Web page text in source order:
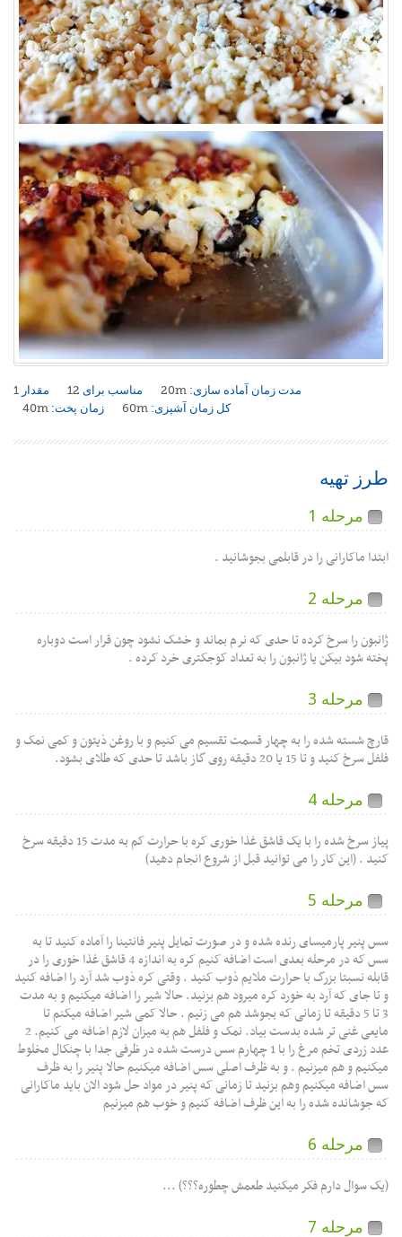
مقدار مناسب برای 12 مدت زمان آماده سازی: 20m
زمان پخت: 40m کل زمان آشپزی: 60m
1
را در قابلمی بجوشانید .
2
را سرخ کرده تا حدی که نرم بماند و خشک نشود چون قرار است دوباره
بیکن یا ژانبون را به تعداد کوجکتری خرد کرده .
3
شده را به چهار قسمت تقسیم می کنیم و با روغن ذیتون و کمی نمک و
دقیقه روی گاز باشد تا حدی که طلای بشود.
4
پیاز سرخ شده را با یک قاشق غذا خوری کره با حرارت کم به مدت 15 دقیقه سرخ
کار را می توانید قبل از شروع انجام دهید)
5
پارمیسای رنده شده و در صورت تمایل پنیر فانتینا را آماده کنید تا به
سس که در مرحله بعدی است اضافه کنیم کره به اندازه 4 قاشق غذا خوری را در
بزرگ با حرارت ملایم ذوب کنید . وقتی کره ذوب شد آرد را اضافه کنید
که آرد به خورد کره میرود هم بزنید. حالا شیر را اضافه میکنیم و به مدت
5 دقیقه تا زمانی که بجوشد هم می زنیم . حالا کمی شیر اضافه میکنم تا
مایعی غنی تر شده بدست بیاد. نمک و فلفل هم به میزان لازم اضافه می کنیم. 2
عدد زردی تخم مرغ را با 1 چهارم سس درست شده در ظرفی جدا با چنکال مخلوط
و هم میزنیم . و به ظرف اصلی سس اضافه میکنیم حالا پنیر را به ظرف
میکنیم وهم بزنید تا زمانی که پنیر در مواد حل شود الان باید ماکارانی
شده را به این ظرف اضافه کنیم و خوب هم میزنیم
6
دارم فکر میکنید طعمش چطوره؟؟؟) ...
7